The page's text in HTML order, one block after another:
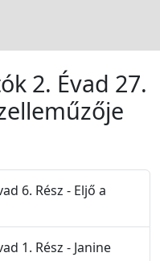
2. Évad 27.
6. Rész - Eljő a
1. Rész - Janine